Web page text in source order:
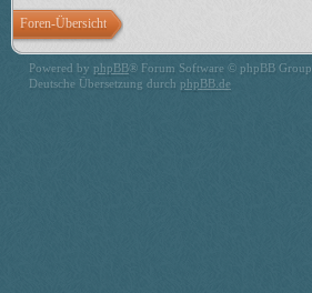
Foren-Übersicht
Powered by phpBB® Forum Software © phpBB Group
Deutsche Übersetzung durch phpBB.de